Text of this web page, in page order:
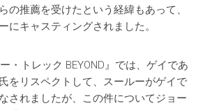
の推薦を受けたという経緯もあって、
にキャスティングされました。
・トレック BEYOND』では、ゲイであ
をリスペクトして、スールーがゲイで
されましたが、この件についてジョー